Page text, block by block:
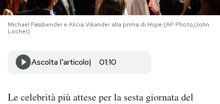
I MIEI PREFERITI
SHOP
CALENDARIO
Michael Fassbender e Alicia Vikander alla prima di Hope (AP Photo/John
Locher)
Ascolta l'articolo 01:10
Le celebrità più attese per la sesta giornata del